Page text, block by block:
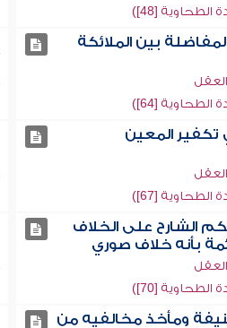
[48])
بين الملائكة
[64])
تكفير المعين
[67])
الشارح على الخلاف
بأنه خلاف صوري
[70])
ومأخذ مخالفيه من